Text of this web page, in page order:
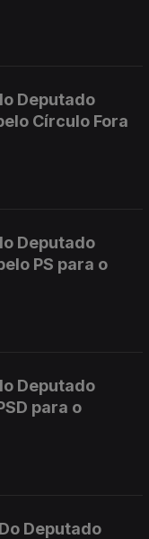
Deputado
Círculo Fora
Deputado
PS para o
Deputado
para o
Deputado